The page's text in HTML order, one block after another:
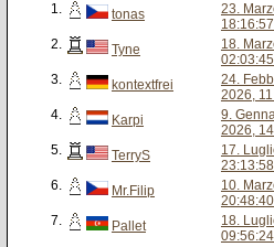
1.
tonas
23.
18:16:57
2.
Tyne
18.
02:03:45
3.
kontextfrei
24.
2026,
4.
Karpi
9.
2026,
5.
TerryS
17.
23:13:58
6.
Mr.Filip
10.
20:48:40
7.
Pallet
18.
09:56:24